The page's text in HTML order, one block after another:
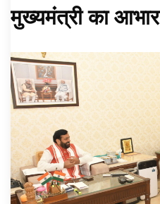
मुख्यमंत्री का आभार